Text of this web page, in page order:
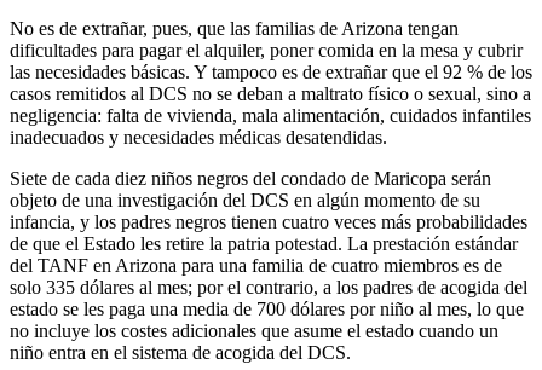
No es de extrañar, pues, que las familias de Arizona tengan
dificultades para pagar el alquiler, poner comida en la mesa y cubrir
las necesidades básicas. Y tampoco es de extrañar que el 92 % de los
casos remitidos al DCS no se deban a maltrato físico o sexual, sino a
negligencia: falta de vivienda, mala alimentación, cuidados infantiles
inadecuados y necesidades médicas desatendidas.
Siete de cada diez niños negros del condado de Maricopa serán
objeto de una investigación del DCS en algún momento de su
infancia, y los padres negros tienen cuatro veces más probabilidades
de que el Estado les retire la patria potestad. La prestación estándar
del TANF en Arizona para una familia de cuatro miembros es de
solo 335 dólares al mes; por el contrario, a los padres de acogida del
estado se les paga una media de 700 dólares por niño al mes, lo que
no incluye los costes adicionales que asume el estado cuando un
niño entra en el sistema de acogida del DCS.